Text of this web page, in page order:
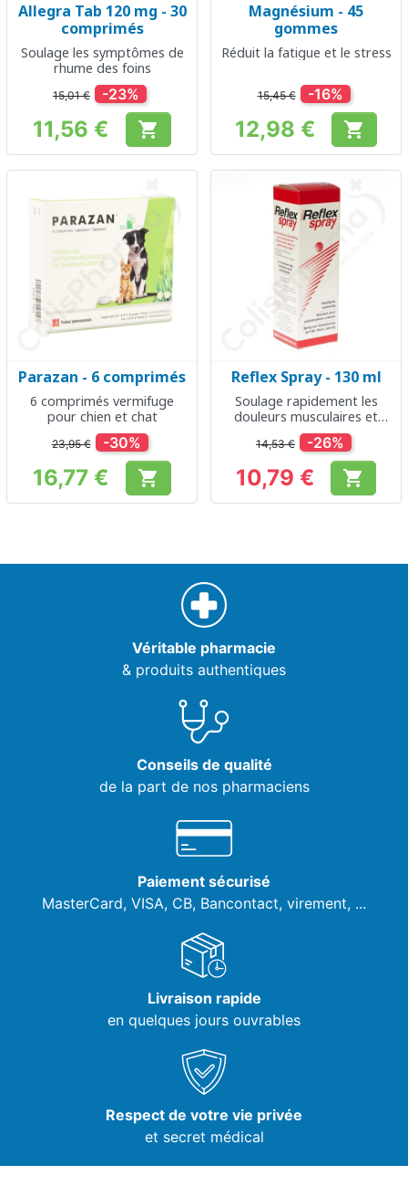
Allegra Tab 120 mg - 30
comprimés
Soulage les symptômes de
rhume des foins
15,01 € -23%
Prix
11,56 € 
Magnésium - 45
gommes
Réduit la fatigue et le stress
15,45 € -16%
Prix
12,98 € 
Parazan - 6 comprimés
6 comprimés vermifuge
pour chien et chat
23,95 € -30%
Prix
16,77 € 
Reflex Spray - 130 ml
Soulage rapidement les
douleurs musculaires et
articulaires
14,53 € -26%
Prix
10,79 € 
Véritable pharmacie
& produits authentiques
Conseils de qualité
de la part de nos pharmaciens
Paiement sécurisé
MasterCard, VISA, CB, Bancontact, virement, ...
Livraison rapide
en quelques jours ouvrables
Respect de votre vie privée
et secret médical